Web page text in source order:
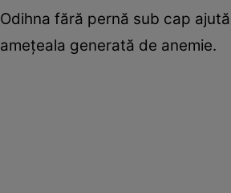
Odihna fără pernă sub cap
ameţeala generată de anemie.